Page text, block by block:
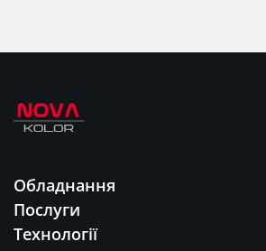
Обладнання
Послуги
Технології